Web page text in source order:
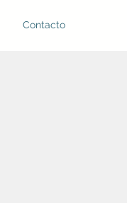
Contacto